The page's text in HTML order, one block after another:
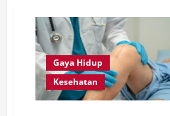
Gaya Hidup
Kesehatan